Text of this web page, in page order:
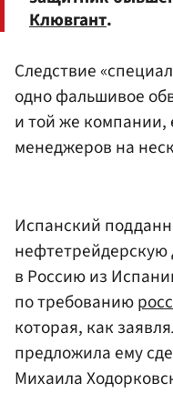
Клювгант.
Следствие
одно фальшивое
и той же компании,
менеджеров на
Испанский
в Россию из
по требованию
которая, как
предложила ему
Михаила